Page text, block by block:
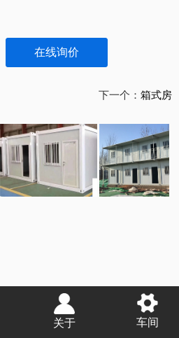
在线询价
下一个： 箱式房
关于 车间